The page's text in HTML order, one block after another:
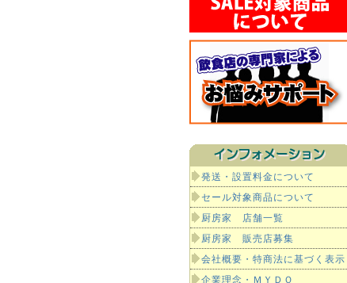
発送・設置料金について
セール対象商品について
厨房家 店舗一覧
厨房家 販売店募集
会社概要・特商法に基づく表示
企業理念・ＭＹＤＯ